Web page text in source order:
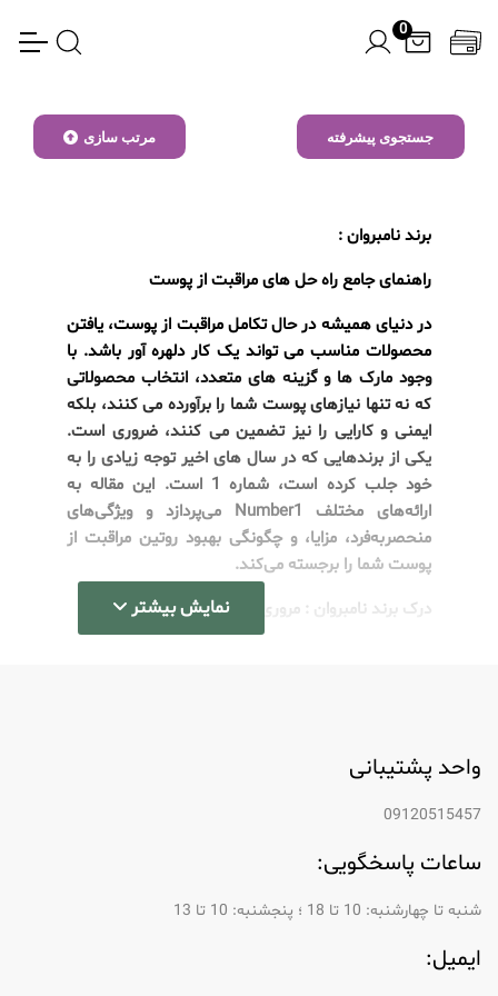
0
جستجوی پیشرفته مرتب سازی
برند نامبروان :
راهنمای جامع راه حل های مراقبت از پوست
در دنیای همیشه در حال تکامل مراقبت از پوست، یافتن
محصولات مناسب می تواند یک کار دلهره آور باشد. با
وجود مارک ها و گزینه های متعدد، انتخاب محصولاتی
که نه تنها نیازهای پوست شما را برآورده می کنند، بلکه
ایمنی و کارایی را نیز تضمین می کنند، ضروری است.
یکی از برندهایی که در سال های اخیر توجه زیادی را به
خود جلب کرده است، شماره 1 است. این مقاله به
ارائه‌های مختلف Number1 می‌پردازد و ویژگی‌های
منحصربه‌فرد، مزایا، و چگونگی بهبود روتین مراقبت از
پوست شما را برجسته می‌کند.
درک برند نامبروان : مروری بر نام تجاری
حل های موثر بدون به خطر انداختن ایمنی است. فلسفه
این برند حول درک نیازهای فردی پوست و ارائه
محصولات متناسب با این نیازها می چرخد.
ویژگی های کلیدی محصولات Number1
مواد طبیعی: Number1 بر استفاده از اجزای
نمایش بیشتر
واحد پشتیبانی
09120515457
ساعات پاسخگویی:
شنبه تا چهارشنبه: 10 تا 18 ؛ پنجشنبه: 10 تا 13
ایمیل: